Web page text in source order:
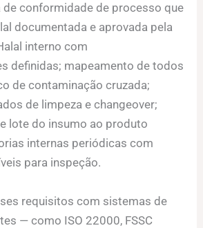
conformidade de processo que
documentada e aprovada pela
interno com
definidas; mapeamento de todos
de contaminação cruzada;
de limpeza e changeover;
lote do insumo ao produto
internas periódicas com
para inspeção.
requisitos com sistemas de
— como ISO 22000, FSSC